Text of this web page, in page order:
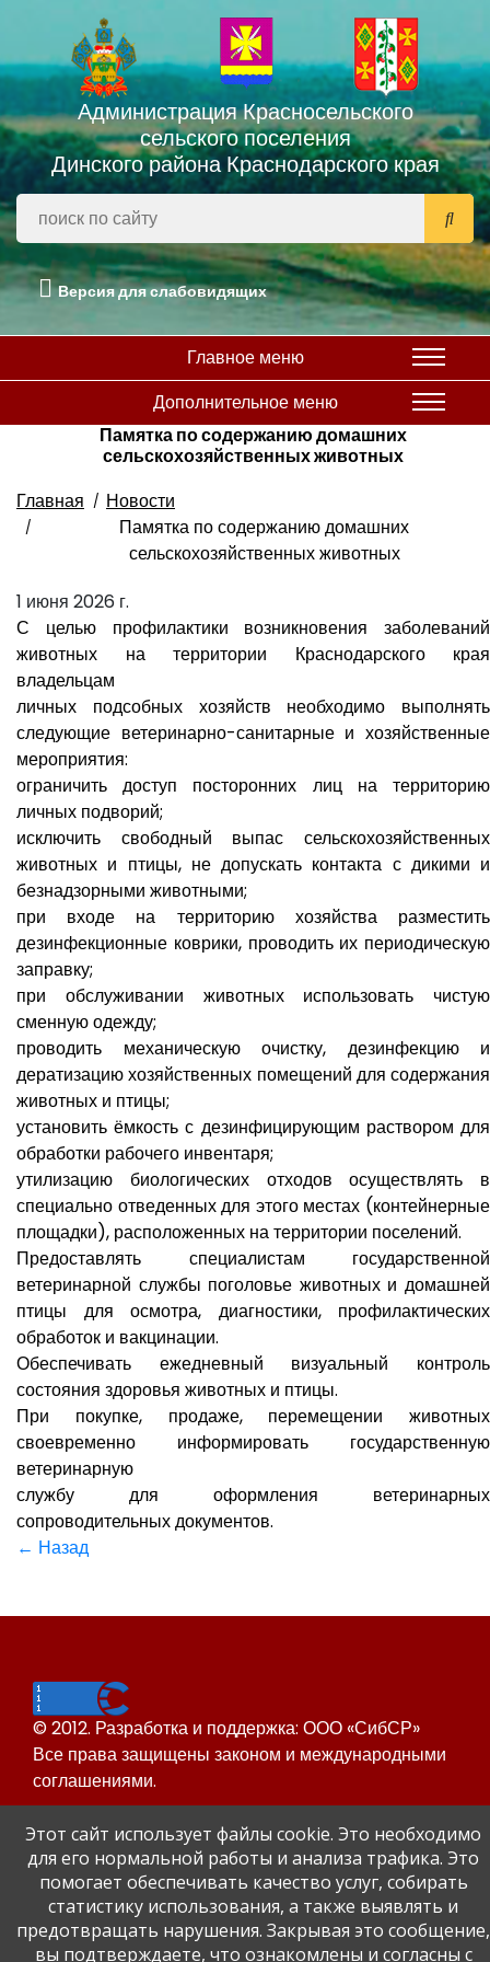
Администрация Красносельского
сельского поселения
Динского района Краснодарского края
Версия для слабовидящих
Главное меню
Дополнительное меню
Памятка по содержанию домашних
сельскохозяйственных животных
Главная
Новости
Памятка по содержанию домашних
сельскохозяйственных животных
1 июня 2026 г.
С целью профилактики возникновения заболеваний
животных на территории Краснодарского края
владельцам
личных подсобных хозяйств необходимо выполнять
следующие ветеринарно-санитарные и хозяйственные
мероприятия:
ограничить доступ посторонних лиц на территорию
личных подворий;
исключить свободный выпас сельскохозяйственных
животных и птицы, не допускать контакта с дикими и
безнадзорными животными;
при входе на территорию хозяйства разместить
дезинфекционные коврики, проводить их периодическую
заправку;
при обслуживании животных использовать чистую
сменную одежду;
проводить механическую очистку, дезинфекцию и
дератизацию хозяйственных помещений для содержания
животных и птицы;
установить ёмкость с дезинфицирующим раствором для
обработки рабочего инвентаря;
утилизацию биологических отходов осуществлять в
специально отведенных для этого местах (контейнерные
площадки), расположенных на территории поселений.
Предоставлять специалистам государственной
ветеринарной службы поголовье животных и домашней
птицы для осмотра, диагностики, профилактических
обработок и вакцинации.
Обеспечивать ежедневный визуальный контроль
состояния здоровья животных и птицы.
При покупке, продаже, перемещении животных
своевременно информировать государственную
ветеринарную
службу для оформления ветеринарных
сопроводительных документов.
← Назад
© 2012. Разработка и поддержка: ООО «СибСР»
Все права защищены законом и международными
соглашениями.
Сайт Динского района
Этот сайт использует файлы cookie. Это необходимо
для его нормальной работы и анализа трафика. Это
помогает обеспечивать качество услуг, собирать
статистику использования, а также выявлять и
предотвращать нарушения. Закрывая это сообщение,
вы подтверждаете, что ознакомлены и согласны с